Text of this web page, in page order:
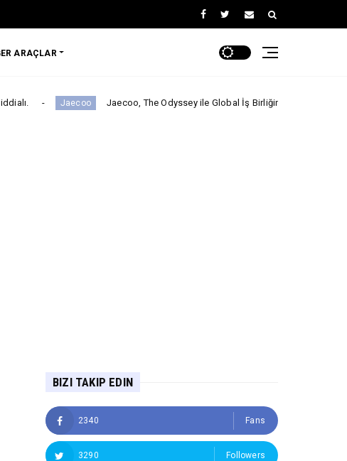
ARAÇLAR
Jaecoo, The Odyssey ile Global İş Birliğini Duyurdu!
BIZI TAKIP EDIN
2340 Fans
3290 Followers